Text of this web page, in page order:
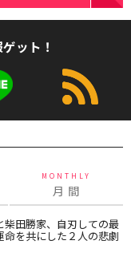
ット！
MONTHLY
月 間
柴田勝家、自刃しての最
を共にした２人の悲劇